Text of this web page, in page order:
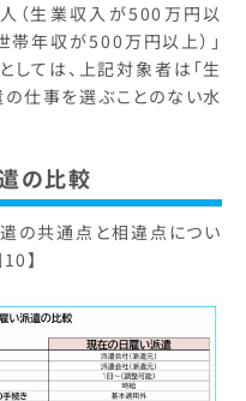
（生業収入が500万円以
帯年収が500万円以上）」
しては、上記対象者は「生
仕事を選ぶことのない水
の比較
の共通点と相違点につい
】